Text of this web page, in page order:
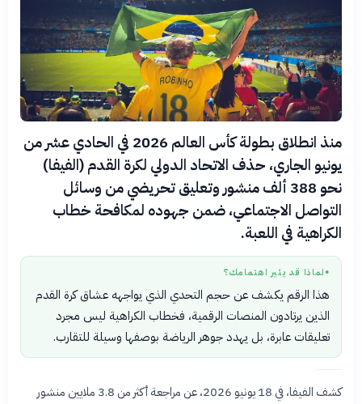
منذ انطلاق بطولة كأس العالم 2026 في الحادي عشر من
يونيو الجاري، حذف الاتحاد الدولي لكرة القدم (الفيفا)
نحو 388 ألف منشور وتعليق تحريضي من وسائل
التواصل الاجتماعي، ضمن جهوده لمكافحة خطاب
الكراهية في اللعبة.
● لماذا قد يثير اهتمامك؟
هذا الرقم يكشف عن حجم التحدي الذي يواجهه عشاق كرة القدم
الذين يرتادون المنصات الرقمية، فخطاب الكراهية ليس مجرد
تعليقات عابرة، بل يهدد جوهر الرياضة بوصفها وسيلة للتقارب.
كشف الفيفا، في 18 يونيو 2026، عن مراجعة أكثر من 3.8 ملايين منشور